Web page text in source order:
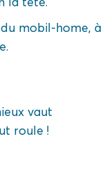
mobil-home, à
vaut
roule !